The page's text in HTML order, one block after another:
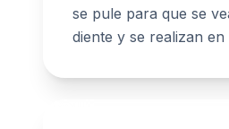
se pule para que se
diente y se realizan en